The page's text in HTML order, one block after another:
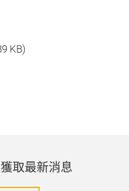
KB)
取最新消息